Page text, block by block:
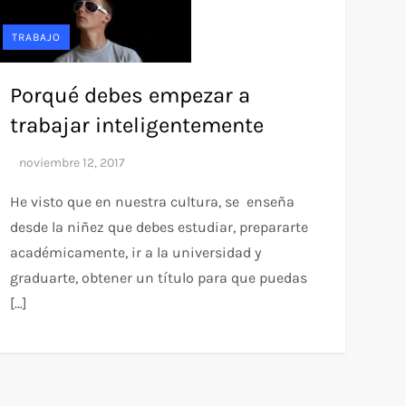
TRABAJO
Porqué debes empezar a
trabajar inteligentemente
He visto que en nuestra cultura, se enseña
desde la niñez que debes estudiar, prepararte
académicamente, ir a la universidad y
graduarte, obtener un título para que puedas
[…]